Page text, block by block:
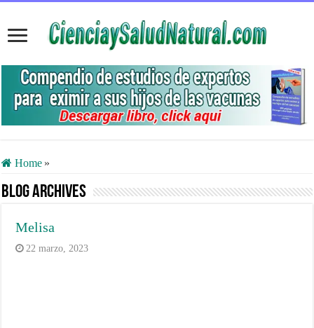
Home »
Blog Archives
Melisa
22 marzo, 2023